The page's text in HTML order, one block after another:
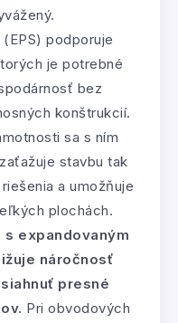
podporuje
je potrebné
bez
konštrukcií.
sa s ním
stavbu tak
a umožňuje
plochách.
s expandovaným
náročnosť
presné
Pri obvodových